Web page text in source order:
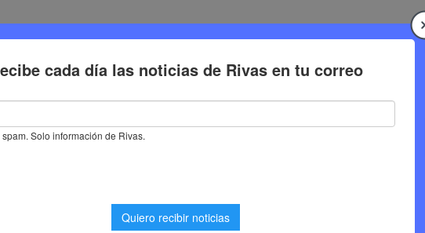
Deporte Cultura Trabajo
para eventos en Madrid: versatilidad, estilo y localizaciones únicas